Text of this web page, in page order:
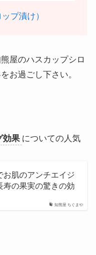
プ漬け）
屋のハスカップシロ
お過ごし下さい。
効果 についての人気
知熊屋 ちぐまや
お肌のアンチエイジ
寿の果実の驚きの効